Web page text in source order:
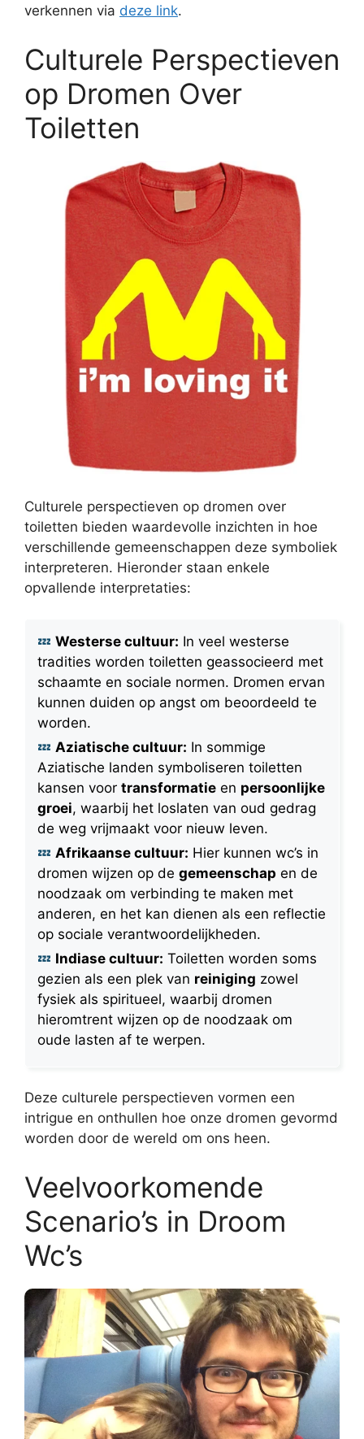
verkennen via deze link.
Culturele Perspectieven
op Dromen Over
Toiletten
Culturele perspectieven op dromen over
toiletten bieden waardevolle inzichten in hoe
verschillende gemeenschappen deze symboliek
interpreteren. Hieronder staan enkele
opvallende interpretaties:
Westerse cultuur: In veel westerse
tradities worden toiletten geassocieerd met
schaamte en sociale normen. Dromen ervan
kunnen duiden op angst om beoordeeld te
worden.
Aziatische cultuur: In sommige
Aziatische landen symboliseren toiletten
kansen voor transformatie en persoonlijke
groei, waarbij het loslaten van oud gedrag
de weg vrijmaakt voor nieuw leven.
Afrikaanse cultuur: Hier kunnen wc’s in
dromen wijzen op de gemeenschap en de
noodzaak om verbinding te maken met
anderen, en het kan dienen als een reflectie
op sociale verantwoordelijkheden.
Indiase cultuur: Toiletten worden soms
gezien als een plek van reiniging zowel
fysiek als spiritueel, waarbij dromen
hieromtrent wijzen op de noodzaak om
oude lasten af te werpen.
Deze culturele perspectieven vormen een
intrigue en onthullen hoe onze dromen gevormd
worden door de wereld om ons heen.
Veelvoorkomende
Scenario’s in Droom
Wc’s